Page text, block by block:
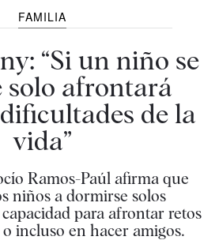
FAMILIA
“Si un niño se
solo afrontará
de la
vida”
Ramos-Paúl afirma que
niños a dormirse solos
para afrontar retos
incluso en hacer amigos.